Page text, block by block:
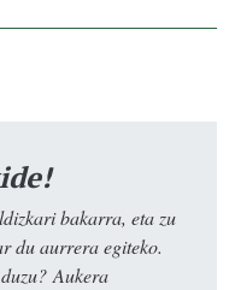
bakarra, eta zu
du aurrera egiteko.
Aukera